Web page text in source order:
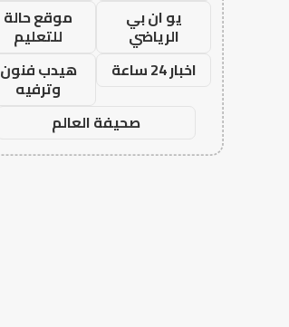
يو ان بي
الرياضي
موقع حالة
للتعليم
اخبار 24 ساعة
هيدب فنون
وترفيه
صحيفة العالم